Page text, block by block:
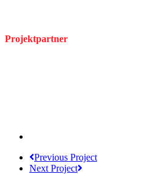
Projektpartner
Previous Project
Next Project